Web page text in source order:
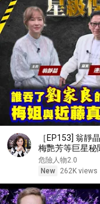
［EP153] 翁靜
梅艷芳等巨星秘
近藤真彥的媒人
業員
危險人物2.0
New
262K views